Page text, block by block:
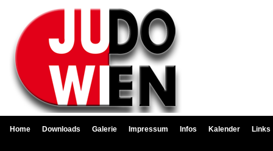
Home Downloads Galerie Impressum Infos Kalender Links